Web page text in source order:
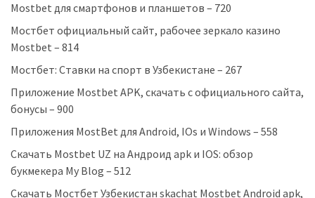
Mostbet для смартфонов и планшетов – 720
Мостбет официальный сайт, рабочее зеркало казино
Mostbet – 814
Мостбет: Ставки на спорт в Узбекистане – 267
Приложение Mostbet APK, скачать с официального сайта,
бонусы – 900
Приложения MostBet для Android, IOs и Windows – 558
Скачать Mostbet UZ на Андроид apk и IOS: обзор
букмекера My Blog – 512
Скачать Мостбет Узбекистан skachat Mostbet Android apk,